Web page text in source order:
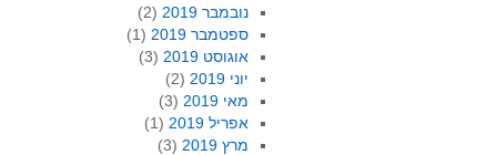
נובמבר 2019
(2)
ספטמבר 2019
(1)
אוגוסט 2019
(3)
יוני 2019
(2)
מאי 2019
(3)
אפריל 2019
(1)
מרץ 2019
(3)